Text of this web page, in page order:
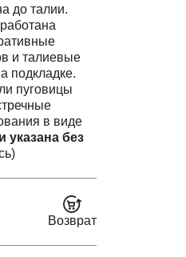
до талии.
и талиевые
подкладке.
пуговицы
в виде
указана без
Возврат